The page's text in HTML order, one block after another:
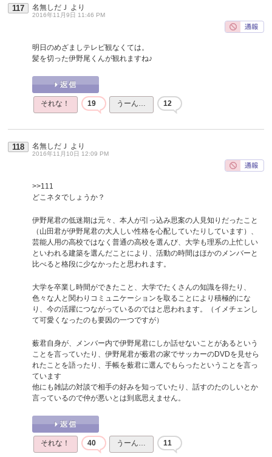
117 名無しだＪ より
2016年11月9日 11:46 PM
明日のめざましテレビ観なくては。
髪を切った伊野尾くんが観れますね♪
それな！ 19 うーん… 12
118 名無しだＪ より
2016年11月10日 12:09 PM
>>111
どこネタでしょうか？
伊野尾君の低迷期は元々、本人が引っ込み思案の人見知りだったこと
（山田君が伊野尾君の大人しい性格を心配していたりしています）、
芸能人用の高校ではなく普通の高校を選んび、大学も理系の上忙しい
といわれる建築を選んだことにより、活動の時間はほかのメンバーと
比べると格段に少なかったと思われます。
大学を卒業し時間ができたこと、大学でたくさんの知識を得たり、
色々な人と関わりコミュニケーションを取ることにより積極的にな
り、今の活躍につながっているのではと思われます。（イメチェンし
て可愛くなったのも要因の一つですが）
薮君自身が、メンバー内で伊野尾君にしか話せないことがあるという
ことを言っていたり、伊野尾君が薮君の家でサッカーのDVDを見せら
れたことを語ったり、手帳を薮君に選んでもらったということを言っ
ています
他にも雑誌の対談で相手の好みを知っていたり、話すのたのしいとか
言っているので仲が悪いとは到底思えません。
それな！ 40 うーん… 11